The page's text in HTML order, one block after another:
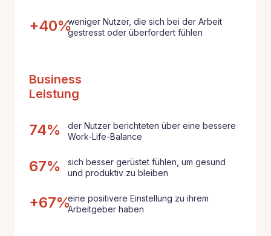
+40%weniger Nutzer, die sich bei der Arbeit
gestresst oder überfordert fühlen
Business
Leistung
74%
der Nutzer berichteten über eine bessere
Work-Life-Balance
67%
sich besser gerüstet fühlen, um gesund
und produktiv zu bleiben
+67%eine positivere Einstellung zu ihrem
Arbeitgeber haben